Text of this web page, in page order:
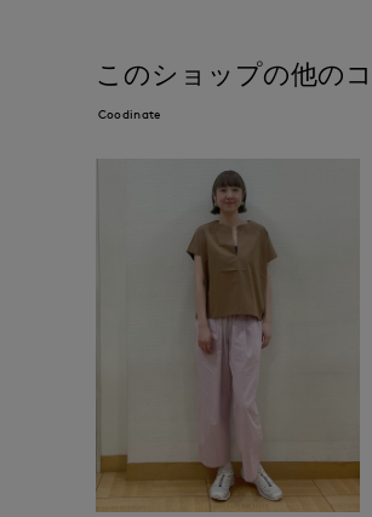
このショップの他の
Coodinate